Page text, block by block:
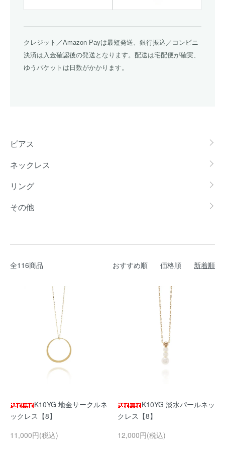
クレジット／Amazon Payは最短発送、銀行振込／コンビニ
決済は入金確認後の発送となります。配送は宅配便が確実、
ゆうパケットは日数がかかります。
グループ一覧
ピアス
ネックレス
リング
その他
全116商品 おすすめ順 価格順 新着順
K10YG 地金サークルネ
ックレス【8】
11,000円(税込)
K10YG 淡水パールネッ
クレス【8】
12,000円(税込)